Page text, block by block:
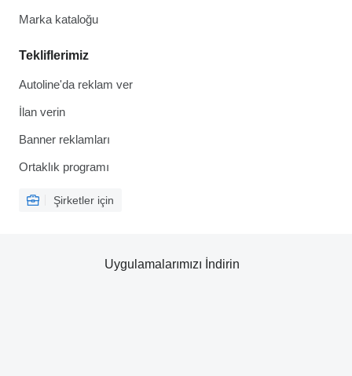
Marka kataloğu
Tekliflerimiz
Autoline'da reklam ver
İlan verin
Banner reklamları
Ortaklık programı
Şirketler için
Uygulamalarımızı İndirin